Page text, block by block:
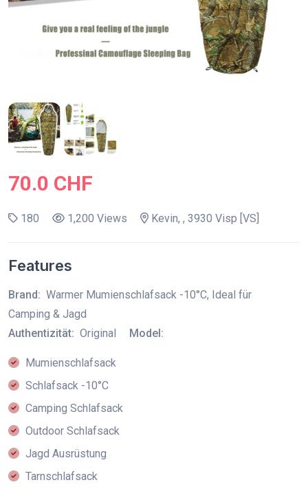
70.0 CHF
180 1,200 Views Kevin, , 3930 Visp [VS]
Features
Brand: Warmer Mumienschlafsack -10°C, Ideal für
Camping & Jagd
Authentizität: Original Model:
Mumienschlafsack
Schlafsack -10°C
Camping Schlafsack
Outdoor Schlafsack
Jagd Ausrüstung
Tarnschlafsack